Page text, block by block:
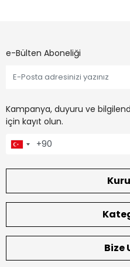
e-Bülten Aboneliği
Kampanya, duyuru ve
için kayıt olun.
Bize